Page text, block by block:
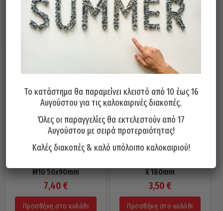
Σχετικά προϊόντα
Ζυγκί Τετράγωνο Τρέιλερ Για
M10 50x90mm
7,40€
Προσθήκη στο καλάθι
Ζυγκιά Τετράγωνα Στήριξης
X 180mm
3,50€
Προσθήκη στο καλάθι
Το κατάστημα θα παραμείνει κλειστό από 10 έως 16
Αυγούστου για τις καλοκαιρινές διακοπές.
Όλες οι παραγγελίες θα εκτελεστούν από 17
Αυγούστου με σειρά προτεραιότητας!
Καλές διακοπές & καλό υπόλοιπο καλοκαιριού!